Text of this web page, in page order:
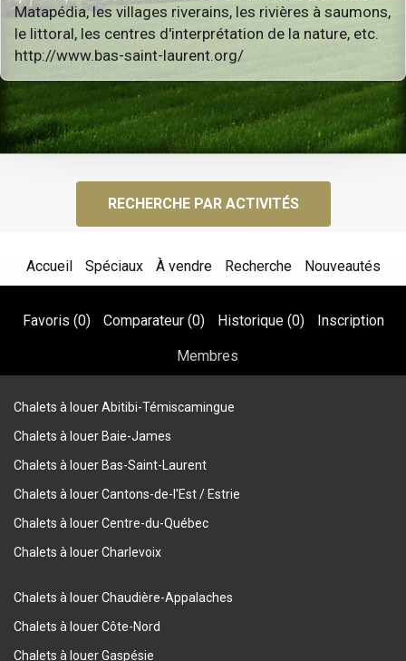
Matapédia, les villages riverains, les rivières à saumons,
le littoral, les centres d'interprétation de la nature, etc.
http://www.bas-saint-laurent.org/
RECHERCHE PAR ACTIVITÉS
Accueil Spéciaux À vendre Recherche Nouveautés
Favoris (0) Comparateur (0) Historique (0) Inscription
Membres
Chalets à louer Abitibi-Témiscamingue
Chalets à louer Baie-James
Chalets à louer Bas-Saint-Laurent
Chalets à louer Cantons-de-l'Est / Estrie
Chalets à louer Centre-du-Québec
Chalets à louer Charlevoix
Chalets à louer Chaudière-Appalaches
Chalets à louer Côte-Nord
Chalets à louer Gaspésie